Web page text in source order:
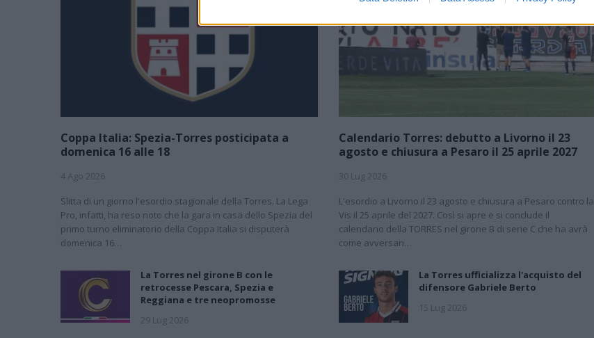
Coppa Italia: Spezia-Torres posticipata a
domenica 16 alle 18
4 Ago 2026
Slitta di un giorno l'esordio stagionale della Torres. La Lega
Pro, infatti, ha reso noto che la gara in casa dello Spezia del
primo turno eliminatorio della Coppa Italia si disputerà
domenica 16…
Calendario Torres: debutto a Livorno il 23
agosto e chiusura a Pesaro il 25 aprile 2027
30 Lug 2026
L'esordio a Livorno il 23 agosto e chiusura a Pesaro contro la
Vis il 25 aprile del 2027. Così si apre e si conclude il
calendario della TORRES nel girone B di serie C che ha avrà
come avversari…
La Torres nel girone B con le
retrocesse Pescara, Spezia e
Reggiana e tre neopromosse
29 Lug 2026
La Torres ufficializza l'acquisto del
difensore Gabriele Berto
15 Lug 2026